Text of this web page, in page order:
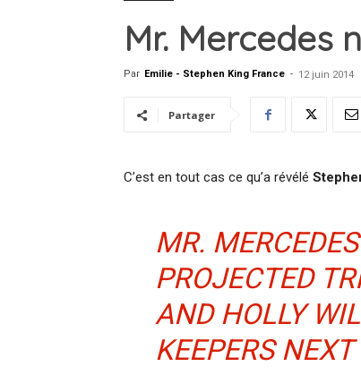
Mr. Mercedes
Par Emilie - Stephen King France - 12 juin 2014
Partager
C’est en tout cas ce qu’a révélé
MR.
PROJECTED
AND HOLLY
KEEPERS NEXT